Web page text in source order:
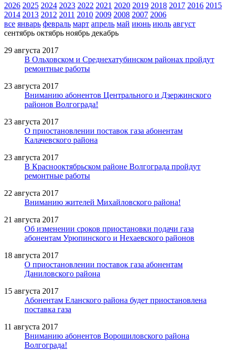
2026 2025 2024 2023 2022 2021 2020 2019 2018 2017 2016 2015
2014 2013 2012 2011 2010 2009 2008 2007 2006
все январь февраль март апрель май июнь июль август
сентябрь октябрь ноябрь декабрь
29 августа 2017
В Ольховском и Среднехатубинском районах пройдут
ремонтные работы
23 августа 2017
Вниманию абонентов Центрального и Дзержинского
районов Волгограда!
23 августа 2017
О приостановлении поставок газа абонентам
Калачевского района
23 августа 2017
В Краснооктябрьском районе Волгограда пройдут
ремонтные работы
22 августа 2017
Вниманию жителей Михайловского района!
21 августа 2017
Об изменении сроков приостановки подачи газа
абонентам Урюпинского и Нехаевского районов
18 августа 2017
О приостановлении поставок газа абонентам
Даниловского района
15 августа 2017
Абонентам Еланского района будет приостановлена
поставка газа
11 августа 2017
Вниманию абонентов Ворошиловского района
Волгограда!